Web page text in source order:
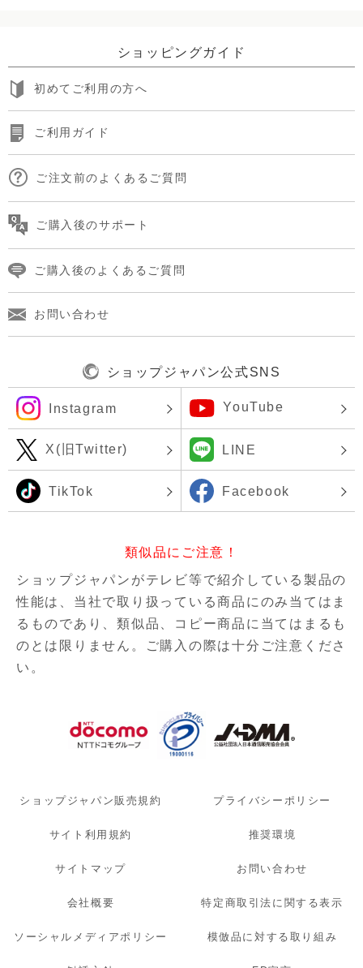
ショッピングガイド
初めてご利用の方へ
ご利用ガイド
ご注文前のよくあるご質問
ご購入後のサポート
ご購入後のよくあるご質問
お問い合わせ
ショップジャパン公式SNS
Instagram YouTube
X(旧Twitter) LINE
TikTok Facebook
類似品にご注意！
ショップジャパンがテレビ等で紹介している製品の
性能は、当社で取り扱っている商品にのみ当てはま
るものであり、類似品、コピー商品に当てはまるも
のとは限りません。ご購入の際は十分ご注意くださ
い。
ショップジャパン販売規約 プライバシーポリシー
サイト利用規約 推奨環境
サイトマップ お問い合わせ
会社概要 特定商取引法に関する表示
ソーシャルメディアポリシー 模倣品に対する取り組み